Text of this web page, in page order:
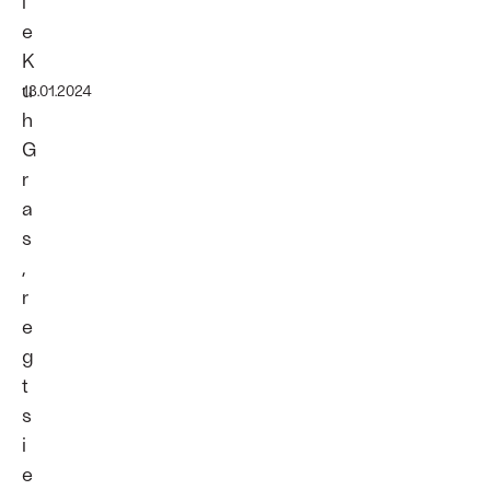
e
K
u
h
G
r
a
s
,
r
e
g
t
s
i
e
13.01.2024